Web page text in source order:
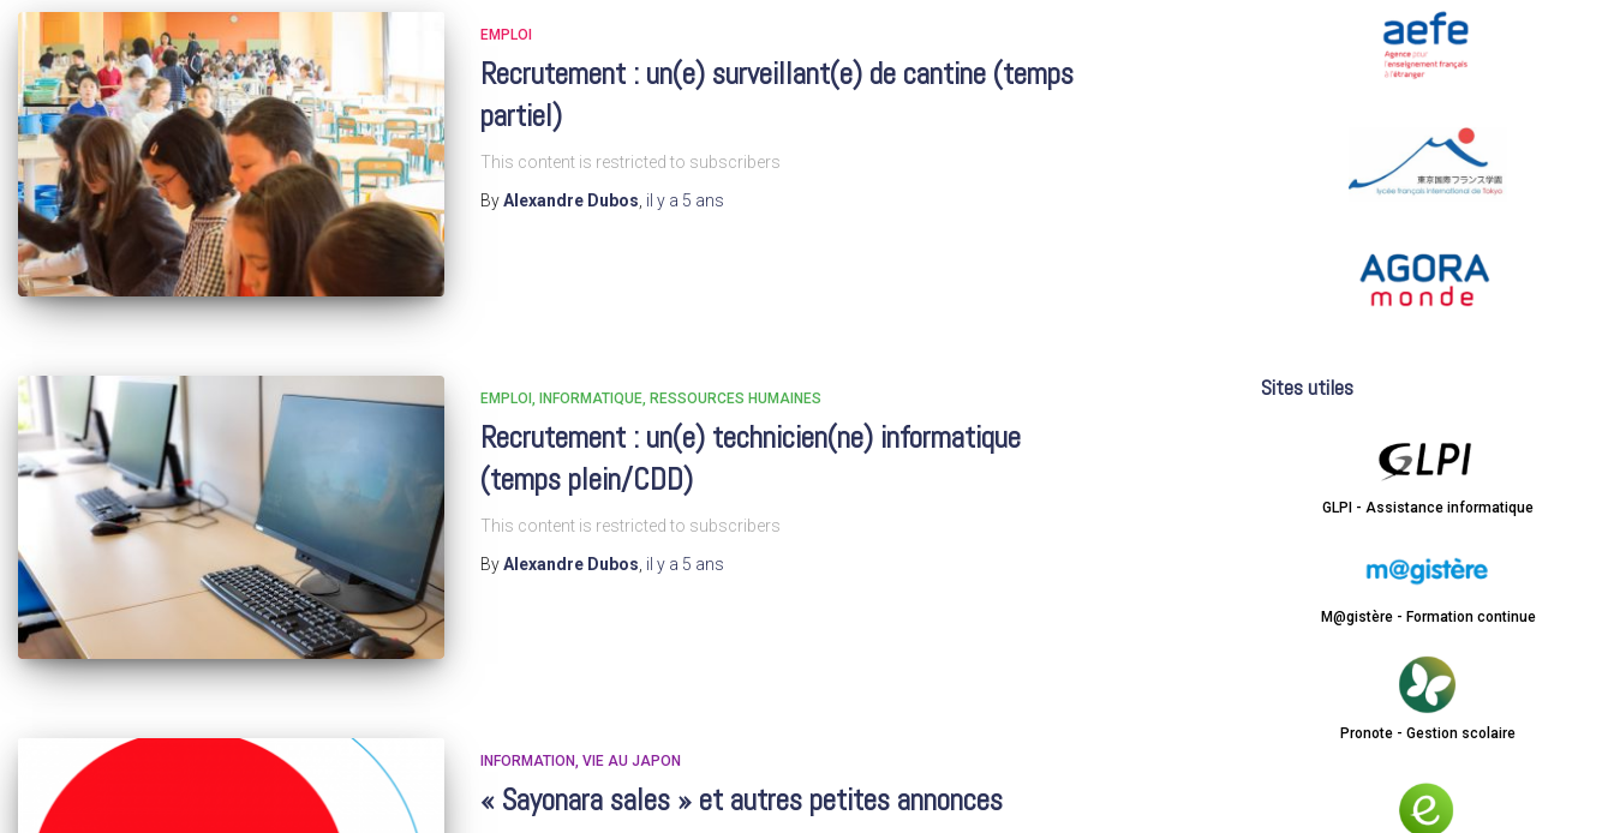
EMPLOI
Recrutement : un(e) surveillant(e) de cantine (temps
partiel)
This content is restricted to subscribers
ByAlexandre Dubos, il y a 5 ans
EMPLOI INFORMATIQUE RESSOURCES HUMAINES
Recrutement : un(e) technicien(ne) informatique
(temps plein/CDD)
This content is restricted to subscribers
ByAlexandre Dubos il y a 5 ans
INFORMATION VIE AU JAPON
« Sayonara sales » et autres petites annonces
Sites utiles
GLPI - Assistance informatique
M@gistère - Formation continue
Pronote - Gestion scolaire